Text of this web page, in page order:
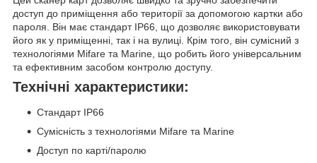
доступ до приміщення або території за допомогою картки або
пароля. Він має стандарт IP66, що дозволяє використовувати
його як у приміщенні, так і на вулиці. Крім того, він сумісний з
технологіями Mifare та Marine, що робить його універсальним
та ефективним засобом контролю доступу.
Технічні характеристики:
Стандарт IP66
Сумісність з технологіями Mifare та Marine
Доступ по карті/паролю